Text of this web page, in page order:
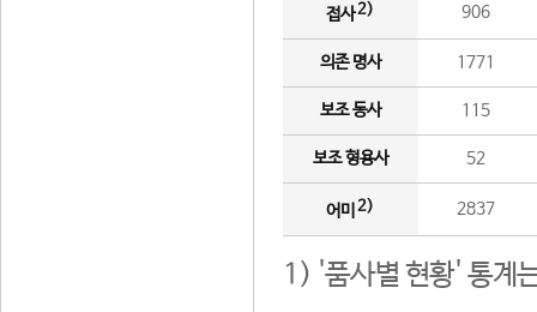
접사2) 906
의존 명사 1771
보조 동사 115
보조 형용사 52
어미 2) 2837
1) '품사별 현황' 통계